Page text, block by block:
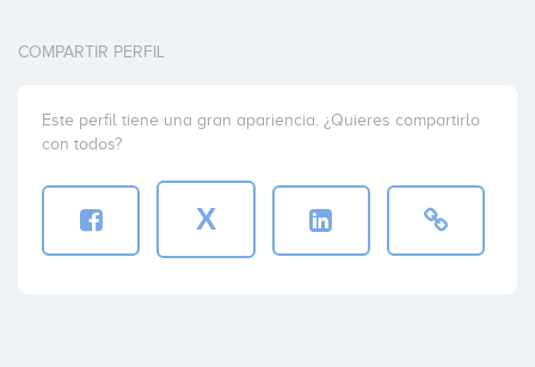
COMPARTIR PERFIL
Este perfil tiene una gran apariencia. ¿Quieres compartirlo
con todos?
X